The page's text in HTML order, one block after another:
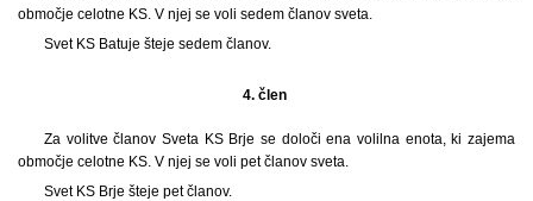
območje celotne KS. V njej se voli sedem članov sveta.
Svet KS Batuje šteje sedem članov.
4. člen
Za volitve članov Sveta KS Brje se določi ena volilna enota, ki zajema
območje celotne KS. V njej se voli pet članov sveta.
Svet KS Brje šteje pet članov.